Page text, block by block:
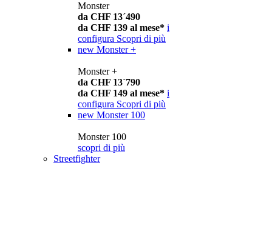
Monster
da CHF 13´490
da CHF 139 al mese* i
configura Scopri di più
new Monster +
Monster +
da CHF 13´790
da CHF 149 al mese* i
configura Scopri di più
new Monster 100
Monster 100
scopri di più
Streetfighter